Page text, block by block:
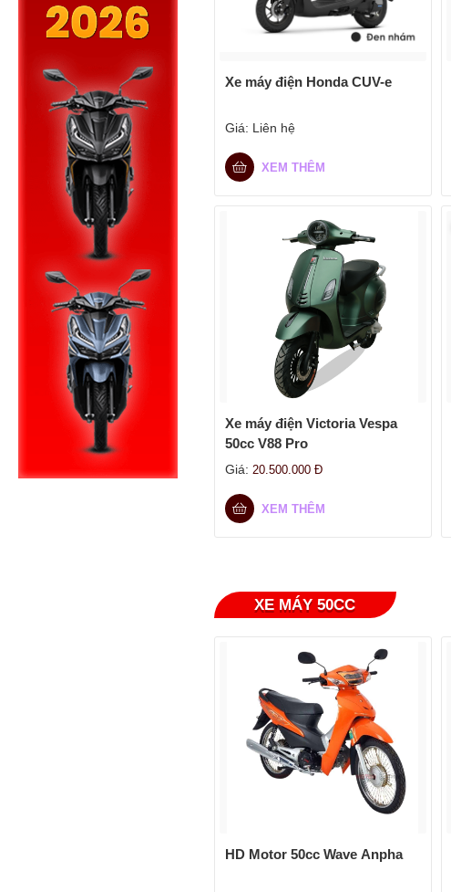
Xe máy điện Honda CUV-e
Giá: Liên hệ
XEM THÊM
Xe máy điện Victoria Vespa
50cc V88 Pro
Giá: 20.500.000 Đ
XEM THÊM
XE MÁY 50CC
HD Motor 50cc Wave Anpha